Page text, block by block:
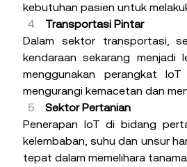
kebutuhan pasien untuk
Transportasi Pintar
Dalam sektor transportasi,
kendaraan sekarang
menggunakan perangkat
mengurangi kemacetan dan
Sektor Pertanian
Penerapan IoT di bidang
kelembaban, suhu dan unsur
tepat dalam memelihara